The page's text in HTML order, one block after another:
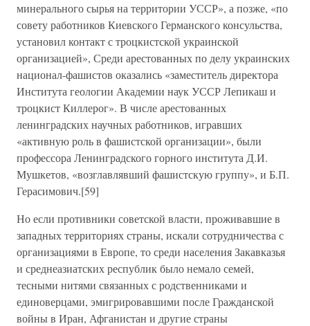
минерального сырья на территории УССР», а позже, «по
совету работников Киевского Германского консульства,
установил контакт с троцкистской украинской
организацией», Среди арестованных по делу украинских
национал-фашистов оказались «заместитель директора
Института геологии Академии наук УССР Лепикаш и
троцкист Киллерог». В числе арестованных
ленинградских научных работников, игравших
«активную роль в фашистской организации», были
профессора Ленинградского горного института Д.И.
Мушкетов, «возглавлявший фашистскую группу», и Б.П.
Герасимович.[59]
Но если противники советской власти, проживавшие в
западных территориях страны, искали сотрудничества с
организациями в Европе, то среди населения Закавказья
и среднеазиатских республик было немало семей,
тесными нитями связанных с родственниками и
единоверцами, эмигрировавшими после Гражданской
войны в Иран, Афганистан и другие страны